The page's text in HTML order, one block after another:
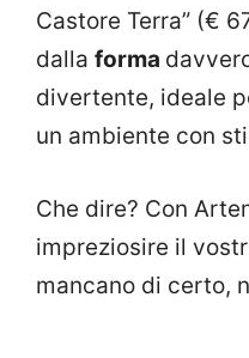
Castore Terra” (€
dalla forma
divertente, ideale
un ambiente con
Che dire? Con
impreziosire il
mancano di certo,